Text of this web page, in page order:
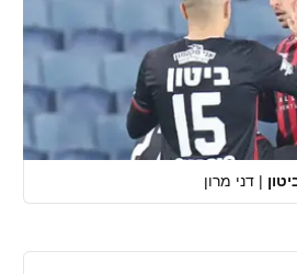
| דני מרון